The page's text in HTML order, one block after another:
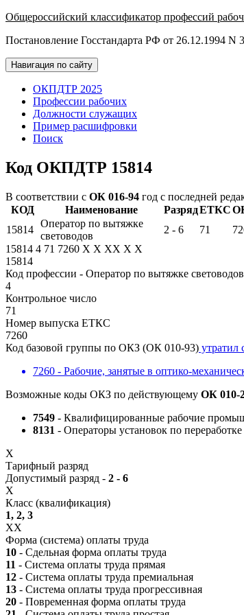
Общероссийский классификатор профессий
Постановление Госстандарта РФ от 26.12.1994 N
Навигация по сайту
ОКПДТР 2025
Профессии рабочих
Должности служащих
Пример расшифровки
Поиск
Код ОКПДТР 15814
В соответствии с ОК 016-94 год с последней
КОД
Наименование РазрядЕТКС
15814
Оператор по вытяжке
световодов
2 - 6 71
15814 4 71 7260 X X XX X X
15814
Код профессии - Оператор по вытяжке световодов
4
Контрольное число
71
Номер выпуска ЕТКС
7260
Код базовой группы по ОКЗ (ОК 010-93) утратил
7260 - Рабочие, занятые в оптико-
Возможные коды ОКЗ по действующему ОК 010-
7549 - Квалифицированные рабочие
8131 - Операторы установок по
X
Тарифный разряд
Допустимый разряд - 2 - 6
X
Класс (квалификация)
1, 2, 3
XX
Форма (система) оплаты труда
10 - Сдельная форма оплаты труда
11 - Система оплаты труда прямая
12 - Система оплаты труда премиальная
13 - Система оплаты труда прогрессивная
20 - Повременная форма оплаты труда